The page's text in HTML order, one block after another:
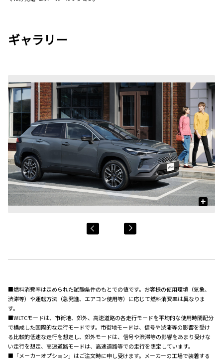
ギャラリー
+
■燃料消費率は定められた試験条件のもとでの値です。お客様の使用環境（気象、
渋滞等）や運転方法（急発進、エアコン使用等）に応じて燃料消費率は異なりま
す。
■WLTCモードは、市街地、郊外、高速道路の各走行モードを平均的な使用時間配分
で構成した国際的な走行モードです。市街地モードは、信号や渋滞等の影響を受け
る比較的低速な走行を想定し、郊外モードは、信号や渋滞等の影響をあまり受けな
い走行を想定、高速道路モードは、高速道路等での走行を想定しています。
■「メーカーオプション」はご注文時に申し受けます。メーカーの工場で装着する